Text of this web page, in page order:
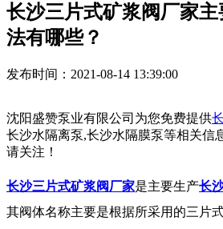
长沙三片式矿浆阀厂家
法有哪些？
发布时间：2021-08-14 13:39:00
沈阳盛赞泵业有限公司为您免费提供
长沙水隔离泵,长沙水隔膜泵等相关信
请关注！
长沙三片式矿浆阀厂家是主要生产长
其阀体名称主要是根据所采用的三片